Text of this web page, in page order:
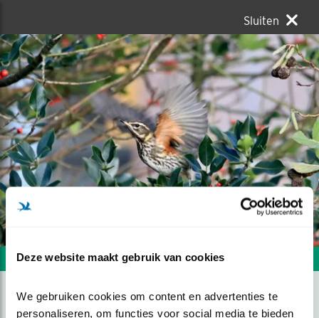
Deze website maakt gebruik van cookies
We gebruiken cookies om content en advertenties te
personaliseren, om functies voor social media te bieden
Sluiten
Volgende foto